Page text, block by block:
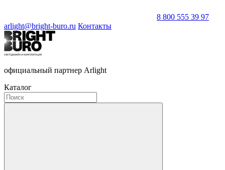
8 800 555 39 97
arlight@bright-buro.ru Контакты
официальный партнер Arlight
Каталог